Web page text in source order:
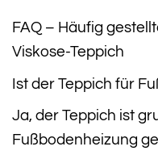
FAQ – Häufig
Viskose-Teppich
Ist der Teppich für
Ja, der Teppich ist
Fußbodenheizung